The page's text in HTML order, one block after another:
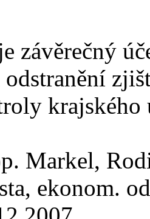
závěrečný
krajského
Markel,
ekonom.